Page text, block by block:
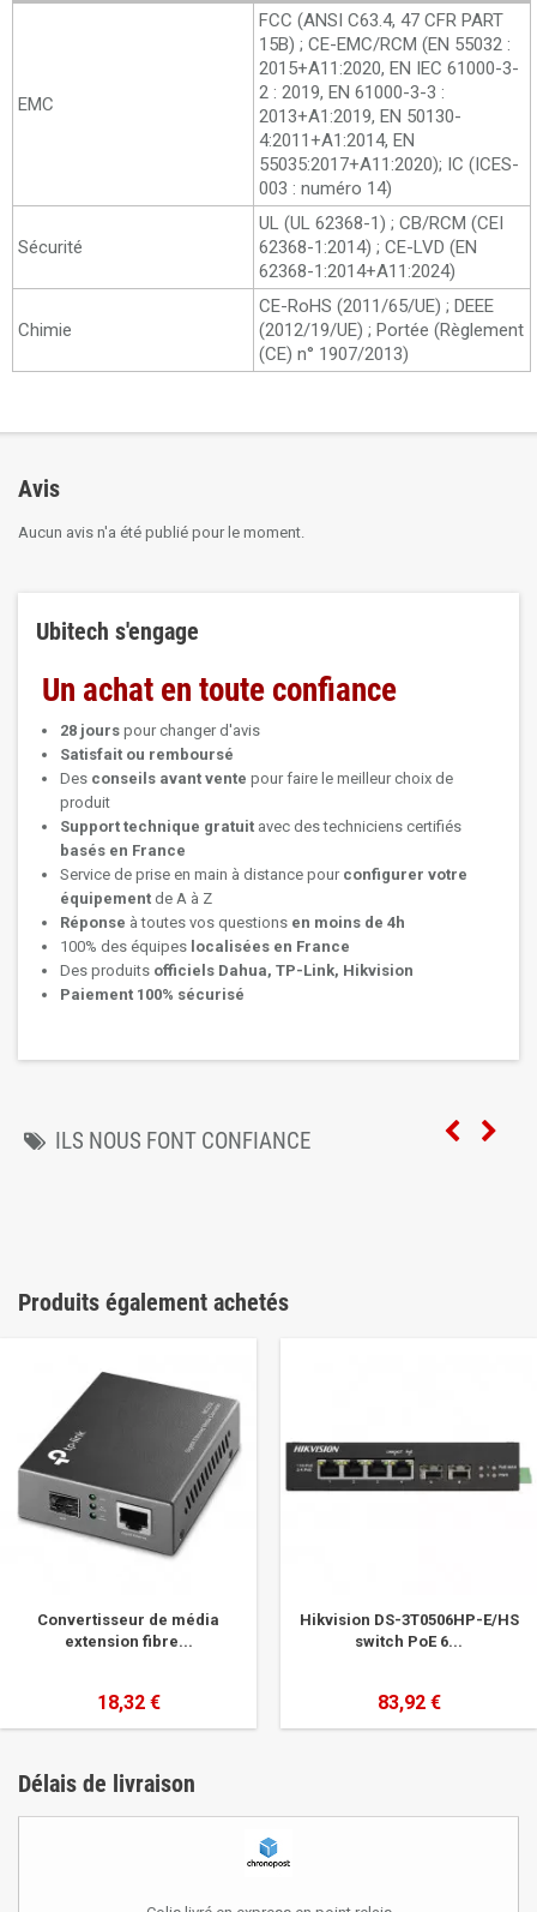
EMC
FCC (ANSI C63.4, 47 CFR PART
15B) ; CE-EMC/RCM (EN 55032 :
2015+A11:2020, EN IEC 61000-3-
2 : 2019, EN 61000-3-3 :
2013+A1:2019, EN 50130-
4:2011+A1:2014, EN
55035:2017+A11:2020); IC (ICES-
003 : numéro 14)
Sécurité
UL (UL 62368-1) ; CB/RCM (CEI
62368-1:2014) ; CE-LVD (EN
62368-1:2014+A11:2024)
Chimie
CE-RoHS (2011/65/UE) ; DEEE
(2012/19/UE) ; Portée (Règlement
(CE) n° 1907/2013)
Avis
Aucun avis n'a été publié pour le moment.
Ubitech s'engage
Un achat en toute confiance
28 jours pour changer d'avis
Satisfait ou remboursé
Des conseils avant vente pour faire le meilleur choix de
produit
Support technique gratuit avec des techniciens certifiés
basés en France
Service de prise en main à distance pour configurer votre
équipement de A à Z
Réponse à toutes vos questions en moins de 4h
100% des équipes localisées en France
Des produits officiels Dahua, TP-Link, Hikvision
Paiement 100% sécurisé
ILS NOUS FONT CONFIANCE
Produits également achetés
Convertisseur de média
extension fibre...
18,32 €
Hikvision DS-3T0506HP-E/HS
switch PoE 6...
83,92 €
Délais de livraison